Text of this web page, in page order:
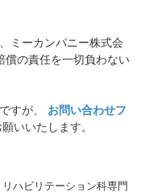
ミーカンパニー株式会
償の責任を一切負わない
すが、 お問い合わせフ
いいたします。
リハビリテーション科専門